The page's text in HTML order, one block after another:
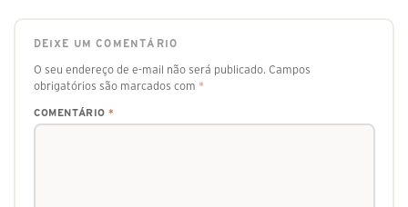
DEIXE UM COMENTÁRIO
O seu endereço de e-mail não será publicado. Campos
obrigatórios são marcados com *
COMENTÁRIO *